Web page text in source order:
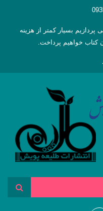
بسیار کمتر از هزینه
کتاب خواهیم پرداخت.